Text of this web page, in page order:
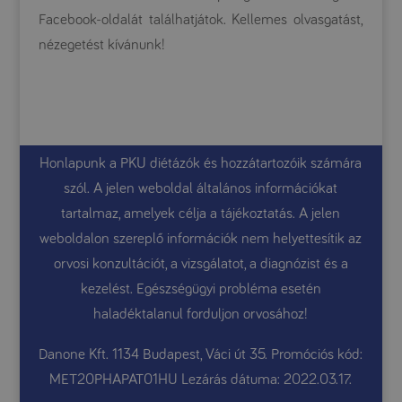
Facebook-oldalát találhatjátok. Kellemes olvasgatást,
nézegetést kívánunk!
Honlapunk a PKU diétázók és hozzátartozóik számára
szól. A jelen weboldal általános információkat
tartalmaz, amelyek célja a tájékoztatás. A jelen
weboldalon szereplő információk nem helyettesítik az
orvosi konzultációt, a vizsgálatot, a diagnózist és a
kezelést. Egészségügyi probléma esetén
haladéktalanul forduljon orvosához!
Danone Kft. 1134 Budapest, Váci út 35. Promóciós kód:
MET20PHAPAT01HU Lezárás dátuma: 2022.03.17.